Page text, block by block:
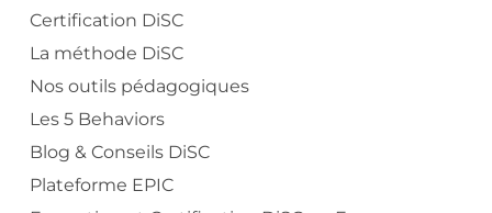
Certification DiSC
La méthode DiSC
Nos outils pédagogiques
Les 5 Behaviors
Blog & Conseils DiSC
Plateforme EPIC